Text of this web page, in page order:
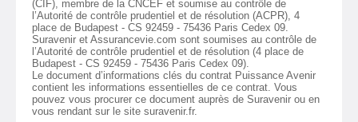
(CIF), membre de la CNCEF et soumise au contrôle de
l’Autorité de contrôle prudentiel et de résolution (ACPR), 4
place de Budapest - CS 92459 - 75436 Paris Cedex 09.
Suravenir et Assurancevie.com sont soumises au contrôle de
l’Autorité de contrôle prudentiel et de résolution (4 place de
Budapest - CS 92459 - 75436 Paris Cedex 09).
Le document d’informations clés du contrat Puissance Avenir
contient les informations essentielles de ce contrat. Vous
pouvez vous procurer ce document auprès de Suravenir ou en
vous rendant sur le site suravenir.fr.